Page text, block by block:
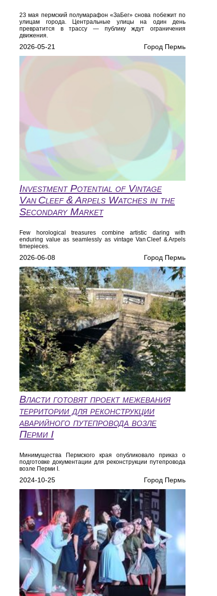
23 мая пермский полумарафон «ЗаБег» снова побежит по
улицам города. Центральные улицы на один день
превратится в трассу — публику ждут ограничения
движения.
2026-05-21 Город Пермь
Investment Potential of Vintage
Van Cleef & Arpels Watches in the
Secondary Market
Few horological treasures combine artistic daring with
enduring value as seamlessly as vintage Van Cleef & Arpels
timepieces.
2026-06-08 Город Пермь
Власти готовят проект межевания
территории для реконструкции
аварийного путепровода возле
Перми I
Минимущества Пермского края опубликовало приказ о
подготовке документации для реконструкции путепровода
возле Перми I.
2024-10-25 Город Пермь